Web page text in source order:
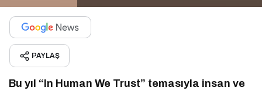
PAYLAŞ
Bu yıl “In Human We Trust” temasıyla insan ve